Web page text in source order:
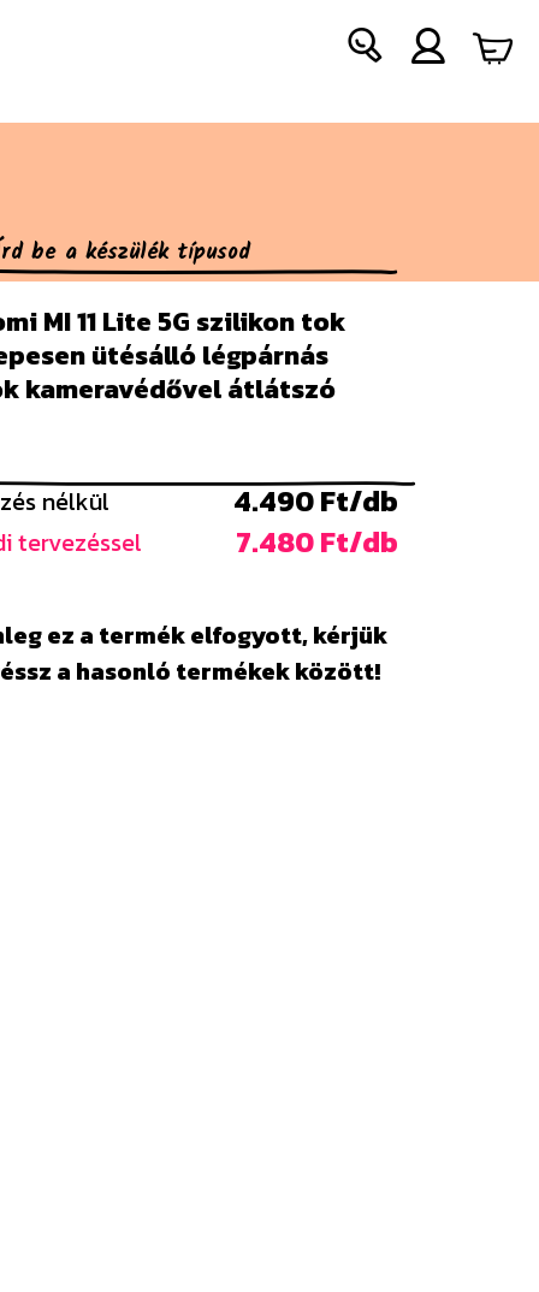
MI 11 Lite 5G szilikon tok
ütésálló légpárnás
kameravédővel átlátszó
nélkül 4.490 Ft/db
tervezéssel 7.480 Ft/db
ez a termék elfogyott, kérjük
a hasonló termékek között!